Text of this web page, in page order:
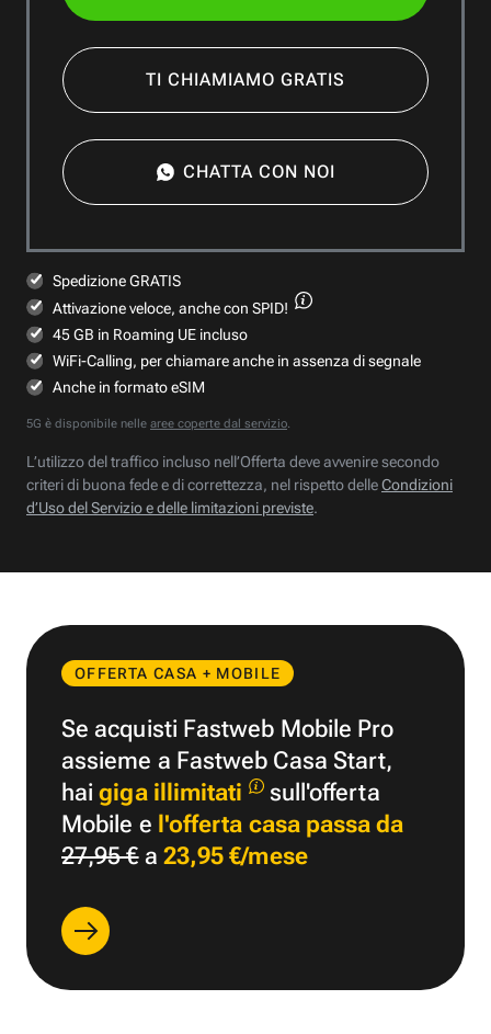
TI CHIAMIAMO GRATIS
CHATTA CON NOI
Spedizione GRATIS
Attivazione veloce, anche con SPID!
45 GB in Roaming UE incluso
WiFi-Calling, per chiamare anche in assenza di segnale
Anche in formato eSIM
5G è disponibile nelle aree coperte dal servizio.
L’utilizzo del traffico incluso nell’Offerta deve avvenire secondo
criteri di buona fede e di correttezza, nel rispetto delleCondizioni
d’Uso del Servizio e delle limitazioni previste.
OFFERTA CASA + MOBILE
Se acquisti Fastweb Mobile Pro
assieme a Fastweb Casa Start,
haigiga illimitati
sull'offerta
Mobile e l'offerta casa passa da
27,95 €a 23,95 €/mese